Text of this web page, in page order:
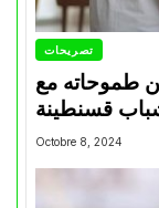
تصريحات
طموحاته مع
قسنطينة
Octobre 8, 2024